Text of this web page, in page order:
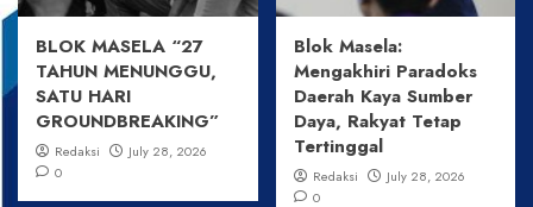
BLOK MASELA “27
TAHUN MENUNGGU,
SATU HARI
GROUNDBREAKING”
Redaksi
July 28, 2026
0
Blok Masela:
Mengakhiri Paradoks
Daerah Kaya Sumber
Daya, Rakyat Tetap
Tertinggal
Redaksi
July 28, 2026
0